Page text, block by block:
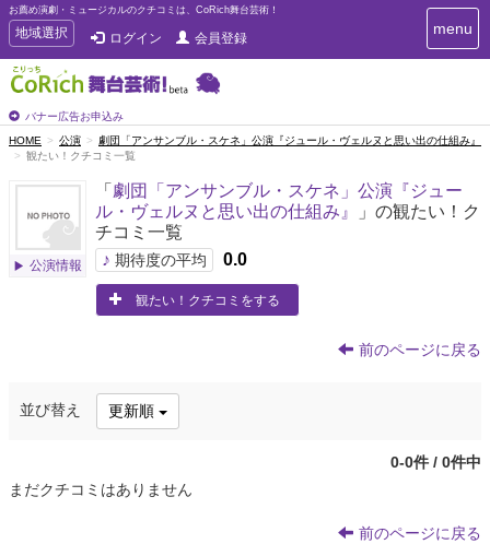
お薦め演劇・ミュージカルのクチコミは、CoRich舞台芸術！
T
o
g
g
e
n
a
t
i
地域選択 ログイン 会員登録
バナー広告お申込み
T
o
e
v
i
n
menu
HOME 公演
劇団「アンサンブル・スケネ」公演『ジュール・ヴェルヌと思い出の仕組み』
観たい！クチコミ一覧
公演情報
「 劇団「アンサンブル・スケネ」公演『ジュー
ル・ヴェルヌと思い出の仕組み』
」の観たい！ク
チコミ一覧
♪ 期待度の平均 0.0
観たい！クチコミをする
前のページに戻る
並び替え 更新順
0-0件 / 0件中
まだクチコミはありません
前のページに戻る